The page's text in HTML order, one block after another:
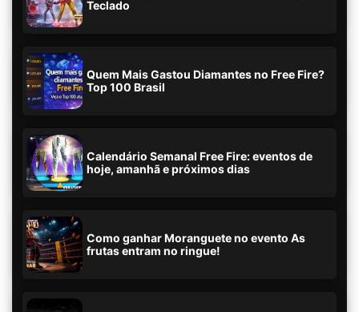
Teclado
Quem Mais Gastou Diamantes no Free Fire?
Top 100 Brasil
Calendário Semanal Free Fire: eventos de
hoje, amanhã e próximos dias
Como ganhar Moranguete no evento As
frutas entram no ringue!